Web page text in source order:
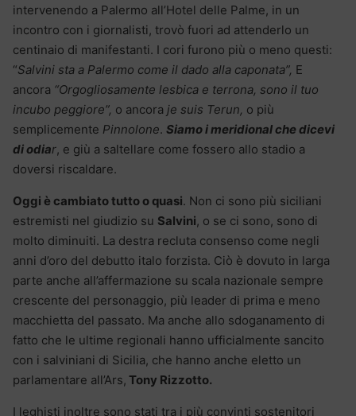
intervenendo a Palermo all’Hotel delle Palme, in un
incontro con i giornalisti, trovò fuori ad attenderlo un
centinaio di manifestanti. I cori furono più o meno questi:
“Salvini sta a Palermo come il dado alla caponata”, E
ancora “Orgogliosamente lesbica e terrona, sono il tuo
incubo peggiore”, o ancora je suis Terun, o più
semplicemente Pinnolone. Siamo i meridional che dicevi
di odiar, e giù a saltellare come fossero allo stadio a
doversi riscaldare.
Oggi è cambiato tutto o quasi. Non ci sono più siciliani
estremisti nel giudizio su Salvini, o se ci sono, sono di
molto diminuiti. La destra recluta consenso come negli
anni d’oro del debutto italo forzista. Ciò è dovuto in larga
parte anche all’affermazione su scala nazionale sempre
crescente del personaggio, più leader di prima e meno
macchietta del passato. Ma anche allo sdoganamento di
fatto che le ultime regionali hanno ufficialmente sancito
con i salviniani di Sicilia, che hanno anche eletto un
parlamentare all’Ars, Tony Rizzotto.
I leghisti inoltre sono stati tra i più convinti sostenitori